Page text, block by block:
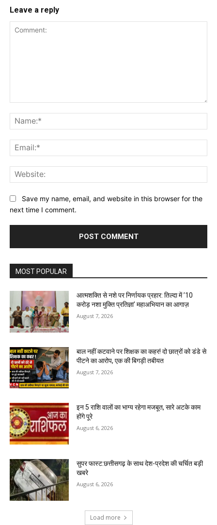
Leave a reply
Save my name, email, and website in this browser for the
next time I comment.
MOST POPULAR
आत्मशक्ति से नशे पर निर्णायक प्रहार: तिल्दा में ’10
करोड़ नशा मुक्ति प्रतिज्ञा’ महाअभियान का आगाज़
August 7, 2026
बाल नहीं कटवाने पर शिक्षक का कहर! दो छात्रों को डंडे से
पीटने का आरोप, एक की बिगड़ी तबीयत
August 7, 2026
इन 5 राशि वालों का भाग्य रहेगा मजबूत, सारे अटके काम
होंगे पूरे
August 6, 2026
सुपर फास्ट:छत्तीसगढ़ के साथ देश-प्रदेश की चर्चित बड़ी
खबरे
August 6, 2026
Load more